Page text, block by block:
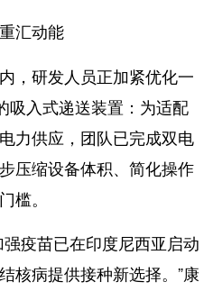
汇动能
研发人员正加紧优化一
吸入式递送装置：为适配
力供应，团队已完成双电
压缩设备体积、简化操作
槛。
疫苗已在印度尼西亚启动
核病提供接种新选择。”康